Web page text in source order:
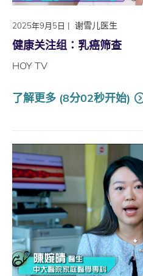
2025年9月5日 | 谢雪儿医生
健康关注组∶乳癌筛查
HOY TV
了解更多 (8分02秒开始)